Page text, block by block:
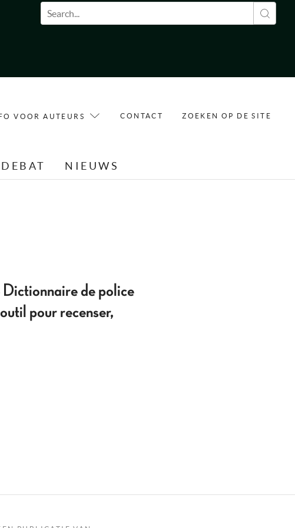
Zoekveld
VOOR AUTEURS CONTACT ZOEKEN OP DE SITE
DEBAT NIEUWS
Dictionnaire de police
pour recenser,